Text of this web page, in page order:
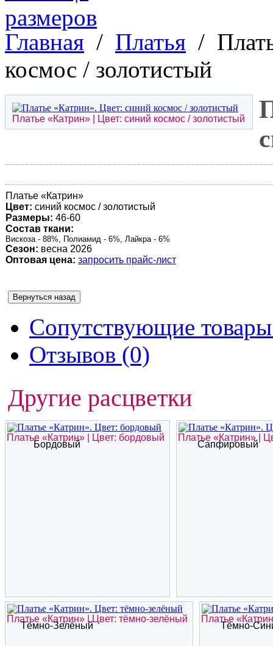
Главная / Платья /
космос / золотистый
Платье «Катрин» | Цвет: синий космос / золотистый
Платье «Катрин»
Цвет: синий космос / золотистый
Размеры: 46-60
Состав ткани:
Вискоза - 88%, Полиамид - 6%, Лайкра - 6%
Сезон: весна 2026
Оптовая цена: запросить прайс-лист
Сопутствующие
Отзывов (0)
Другие расцветки
Платье «Катрин» | Цвет: бордовый
Бордовый
Платье «Катрин» |
Сапфировый
Платье «Катрин» | Цвет: тёмно-зелёный
Тёмно-Зелёный
Платье
Тёмно-